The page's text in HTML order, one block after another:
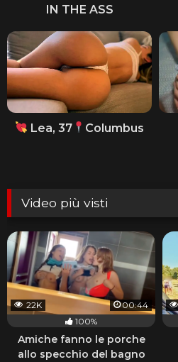
IN THE ASS
Lea, 37 Columbus
Video più visti
22K
00:44
100%
Amiche fanno le porche
allo specchio del bagno